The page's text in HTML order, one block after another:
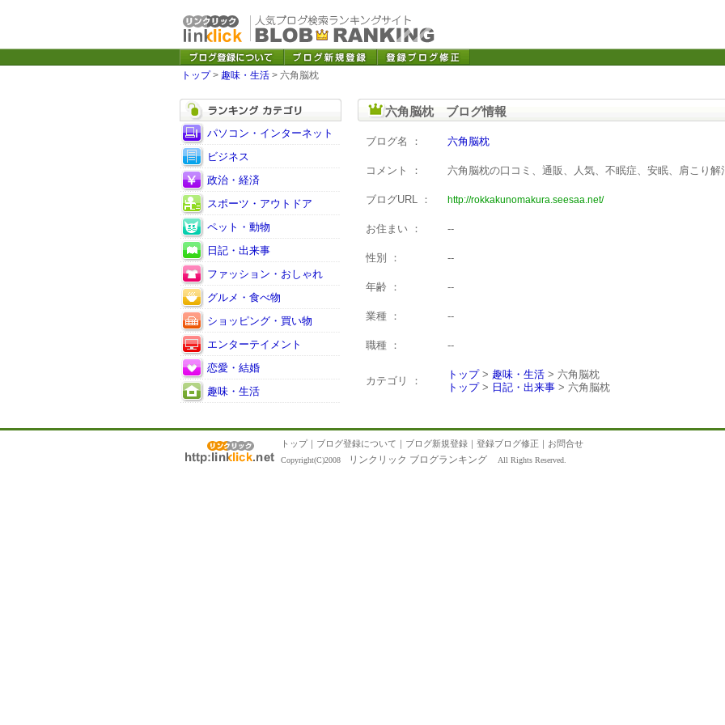
トップ> 趣味・生活 > 六角脳枕
パソコン・インターネット
ビジネス
政治・経済
スポーツ・アウトドア
ペット・動物
日記・出来事
ファッション・おしゃれ
グルメ・食べ物
ショッピング・買い物
エンターテイメント
恋愛・結婚
趣味・生活
六角脳枕 ブログ情報
ブログ名 ： 六角脳枕
コメント ： 六角脳枕の口コミ、通販、人気、不眠症、安眠、肩こり解
ブログURL ： http://rokkakunomakura.seesaa.net/
お住まい ： --
性別 ： --
年齢 ： --
業種 ： --
職種 ： --
カテゴリ ：
トップ> 趣味・生活 > 六角脳枕
トップ> 日記・出来事 > 六角脳枕
トップ｜ ブログ登録について ｜ ブログ新規登録 ｜ 登録ブログ修正 ｜ お問合せ
Copyright(C)2008 リンクリック ブログランキング All Rights Reserved.